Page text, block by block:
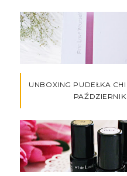
UNBOXING PUDEŁKA
PAŹDZIERNIK